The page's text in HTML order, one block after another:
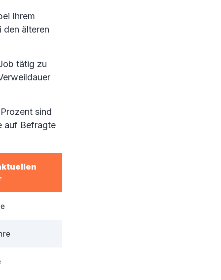
Ihrem
den älteren
tätig zu
sind
auf Befragte